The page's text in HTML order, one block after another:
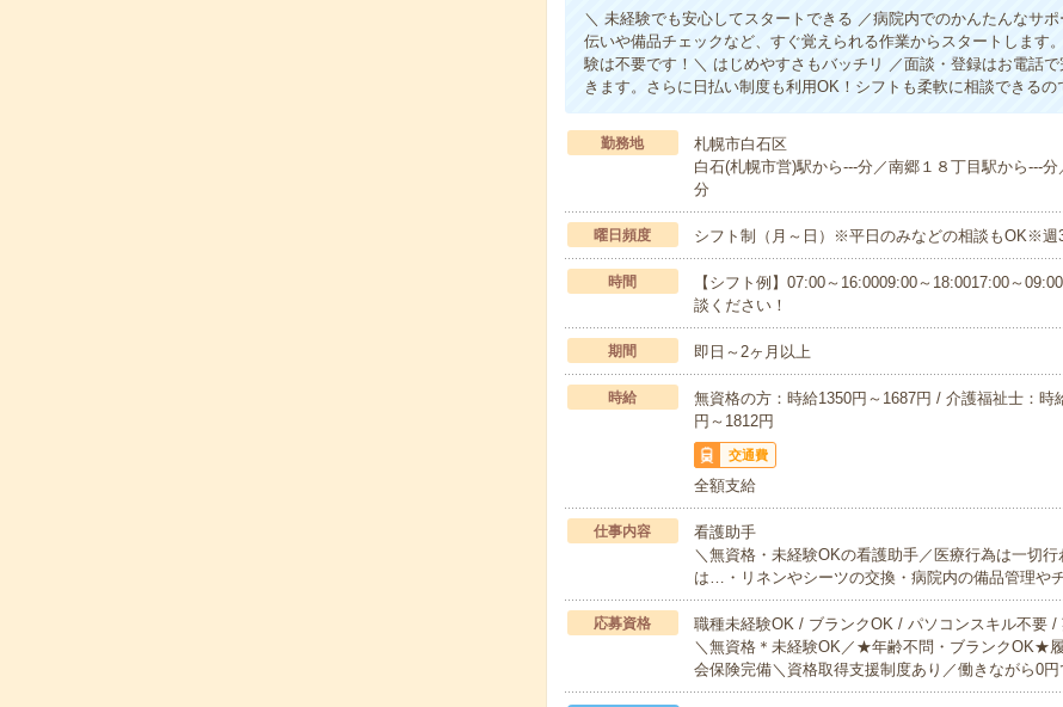
＼ 未経験でも安心してスタートできる ／病院内でのかんたんなサ
伝いや備品チェックなど、すぐ覚えられる作業からスタートします
験は不要です！＼ はじめやすさもバッチリ ／面談・登録はお電話
きます。さらに日払い制度も利用OK！シフトも柔軟に相談できる
勤務地
札幌市白石区
白石(札幌市営)駅から---分／南郷１８丁目駅から---
分
曜日頻度 シフト制（月～日）※平日のみなどの相談もOK※週
時間
【シフト例】07:00～16:0009:00～18:0017:00～
談ください！
期間 即日～2ヶ月以上
時給
無資格の方：時給1350円～1687円 / 介護福祉士：
円～1812円
交通費
全額支給
仕事内容
看護助手
＼無資格・未経験OKの看護助手／医療行為は一切
は…・リネンやシーツの交換・病院内の備品管理や
応募資格
職種未経験OK / ブランクOK / パソコンスキル不要 /
＼無資格＊未経験OK／★年齢不問・ブランクOK★
会保険完備＼資格取得支援制度あり／働きながら0